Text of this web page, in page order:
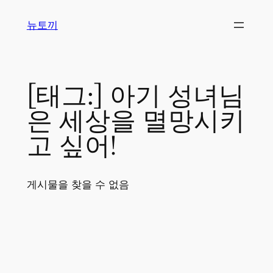
뉴토끼
[태그:] 아기 성녀님
은 세상을 멸망시키
고 싶어!
게시물을 찾을 수 없음